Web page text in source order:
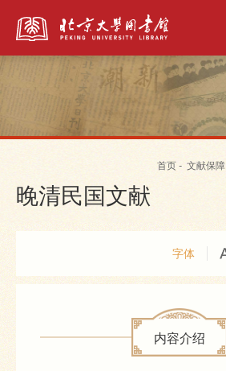
电子图书和电子期刊导航
首页 - 文献保障
晚清民国文献
字体
内容介绍